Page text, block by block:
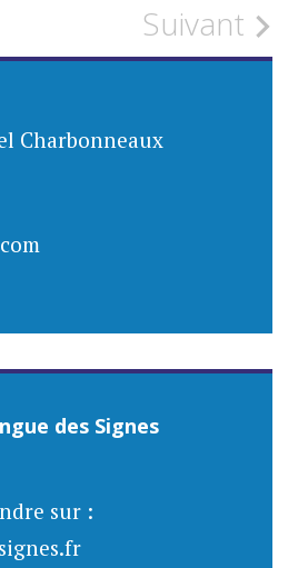
Suivant
Charbonneaux
des Signes
sur :